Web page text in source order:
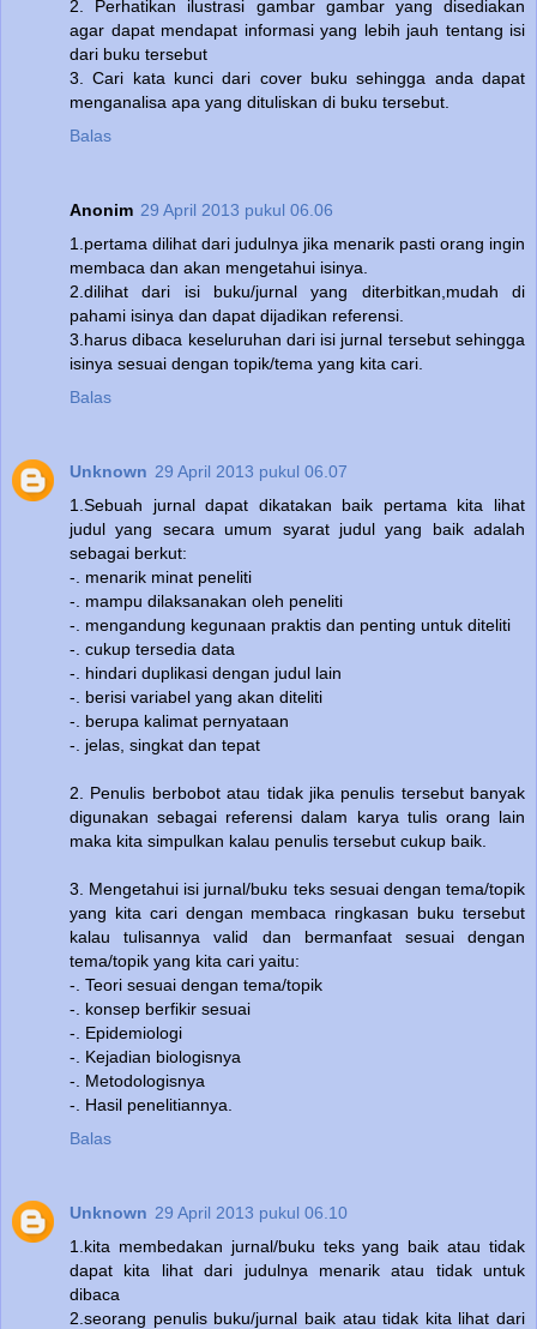
2. Perhatikan ilustrasi gambar gambar yang disediakan
agar dapat mendapat informasi yang lebih jauh tentang isi
dari buku tersebut
3. Cari kata kunci dari cover buku sehingga anda dapat
menganalisa apa yang dituliskan di buku tersebut.
Balas
Anonim 29 April 2013 pukul 06.06
1.pertama dilihat dari judulnya jika menarik pasti orang ingin
membaca dan akan mengetahui isinya.
2.dilihat dari isi buku/jurnal yang diterbitkan,mudah di
pahami isinya dan dapat dijadikan referensi.
3.harus dibaca keseluruhan dari isi jurnal tersebut sehingga
isinya sesuai dengan topik/tema yang kita cari.
Balas
Unknown 29 April 2013 pukul 06.07
1.Sebuah jurnal dapat dikatakan baik pertama kita lihat
judul yang secara umum syarat judul yang baik adalah
sebagai berkut:
-. menarik minat peneliti
-. mampu dilaksanakan oleh peneliti
-. mengandung kegunaan praktis dan penting untuk diteliti
-. cukup tersedia data
-. hindari duplikasi dengan judul lain
-. berisi variabel yang akan diteliti
-. berupa kalimat pernyataan
-. jelas, singkat dan tepat
2. Penulis berbobot atau tidak jika penulis tersebut banyak
digunakan sebagai referensi dalam karya tulis orang lain
maka kita simpulkan kalau penulis tersebut cukup baik.
3. Mengetahui isi jurnal/buku teks sesuai dengan tema/topik
yang kita cari dengan membaca ringkasan buku tersebut
kalau tulisannya valid dan bermanfaat sesuai dengan
tema/topik yang kita cari yaitu:
-. Teori sesuai dengan tema/topik
-. konsep berfikir sesuai
-. Epidemiologi
-. Kejadian biologisnya
-. Metodologisnya
-. Hasil penelitiannya.
Balas
Unknown 29 April 2013 pukul 06.10
1.kita membedakan jurnal/buku teks yang baik atau tidak
dapat kita lihat dari judulnya menarik atau tidak untuk
dibaca
2.seorang penulis buku/jurnal baik atau tidak kita lihat dari